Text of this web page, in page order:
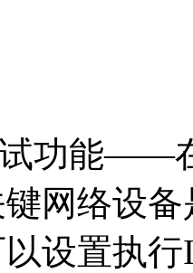
功能——
网络设
设置执